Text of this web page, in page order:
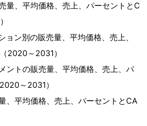
量、平均価格、売上、パーセントとC
ョン別の販売量、平均価格、売上、
2020～2031）
ントの販売量、平均価格、売上、パ
～2031）
、平均価格、売上、パーセントとCA